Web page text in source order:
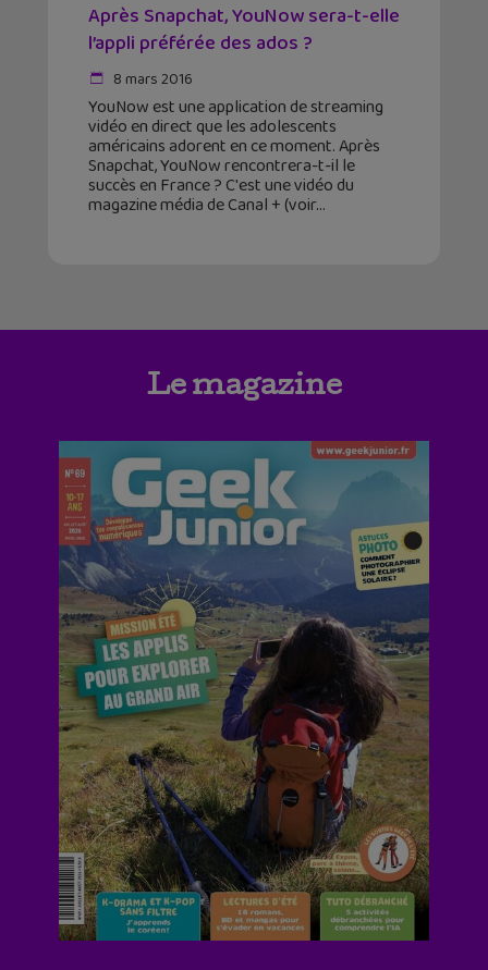
Après Snapchat, YouNow sera-t-elle
l’appli préférée des ados ?
8 mars 2016
YouNow est une application de streaming
vidéo en direct que les adolescents
américains adorent en ce moment. Après
Snapchat, YouNow rencontrera-t-il le
succès en France ? C'est une vidéo du
magazine média de Canal + (voir
Le magazine